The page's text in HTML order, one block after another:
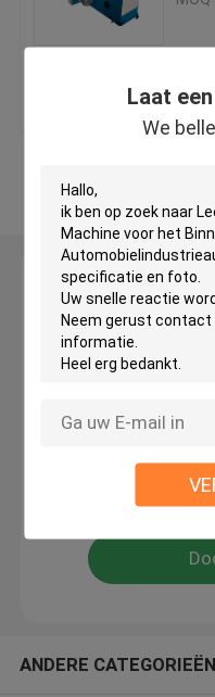
Laat
We
Broodje die Machine
De
De Snijmachine
Automatische het
Vlam het Lamineren
Handschoen die
Beste prijs
Laat een
We
ANDERE